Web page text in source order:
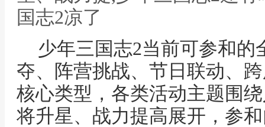
国志2凉了
少年三国志2当前可参和
夺、阵营挑战、节日联动、
核心类型，各类活动主题围
将升星、战力提高展开，参